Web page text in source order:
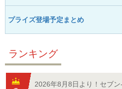
プライズ登場予定まとめ
ランキング
2026年8月8日より！セブン